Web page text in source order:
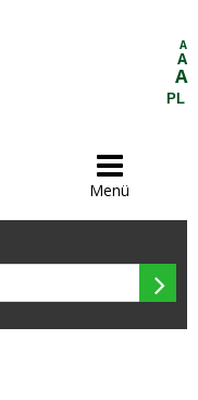
A
A
A
PL

Menü
